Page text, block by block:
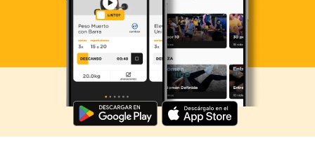
Descarga ahora lo Smart Fit App